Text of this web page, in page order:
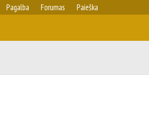
Pagalba Forumas Paieška